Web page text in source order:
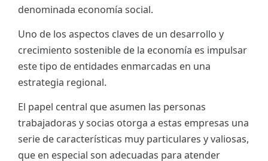
denominada economía social.
Uno de los aspectos claves de un desarrollo y
crecimiento sostenible de la economía es impulsar
este tipo de entidades enmarcadas en una
estrategia regional.
El papel central que asumen las personas
trabajadoras y socias otorga a estas empresas una
serie de características muy particulares y valiosas,
que en especial son adecuadas para atender